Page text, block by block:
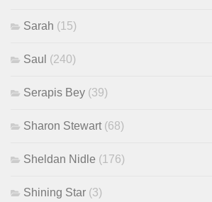
Sarah (15)
Saul (240)
Serapis Bey (39)
Sharon Stewart (68)
Sheldan Nidle (176)
Shining Star (3)